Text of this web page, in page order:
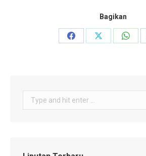
Bagikan
Share
Share
Share
Search: